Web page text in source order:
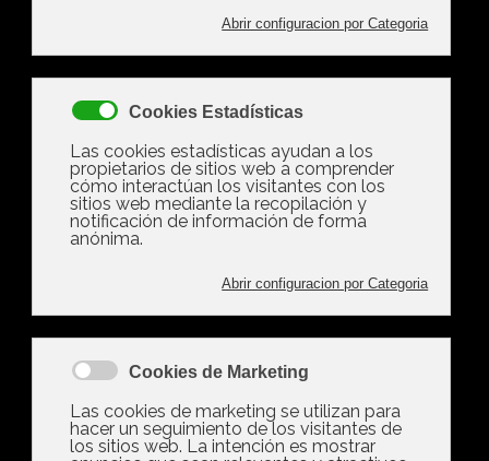
Multas de hasta el 75% por no
depositar la fianza de alquiler en
la mayoría de las CCAA
Los arrendadores deben depositar la fianza en el